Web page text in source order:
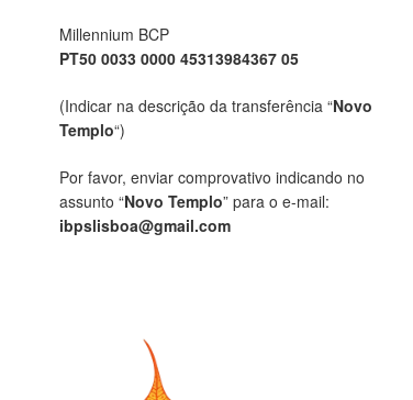
Millennium BCP
PT50 0033 0000 45313984367 05
(Indicar na descrição da transferência “Novo
Templo“)
Por favor, enviar comprovativo indicando no
assunto “Novo Templo” para o e-mail:
ibpslisboa@gmail.com